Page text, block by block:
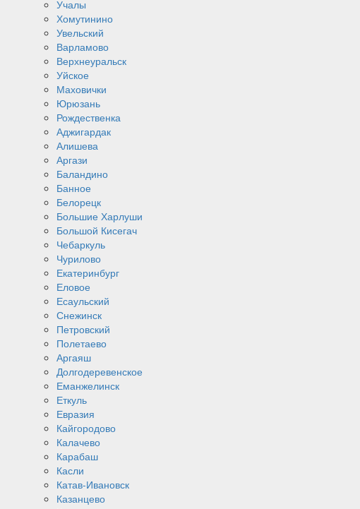
Учалы
Хомутинино
Увельский
Варламово
Верхнеуральск
Уйское
Маховички
Юрюзань
Рождественка
Аджигардак
Алишева
Аргази
Баландино
Банное
Белорецк
Большие Харлуши
Большой Кисегач
Чебаркуль
Чурилово
Екатеринбург
Еловое
Есаульский
Снежинск
Петровский
Полетаево
Аргаяш
Долгодеревенское
Еманжелинск
Еткуль
Евразия
Кайгородово
Калачево
Карабаш
Касли
Катав-Ивановск
Казанцево